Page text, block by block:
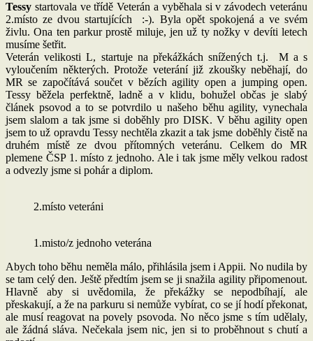
Tessy startovala ve třídě Veterán a vyběhala si v závodech veteránu
2.místo ze dvou startujících :-). Byla opět spokojená a ve svém
živlu. Ona ten parkur prostě miluje, jen už ty nožky v devíti letech
musíme šetřit.
Veterán velikosti L, startuje na překážkách snížených t.j. M a s
vyloučením některých. Protože veterání již zkoušky neběhají, do
MR se započítává součet v bězích agility open a jumping open.
Tessy běžela perfektně, ladně a v klidu, bohužel občas je slabý
článek psovod a to se potvrdilo u našeho běhu agility, vynechala
jsem slalom a tak jsme si doběhly pro DISK. V běhu agility open
jsem to už opravdu Tessy nechtěla zkazit a tak jsme doběhly čistě na
druhém místě ze dvou přítomných veteránu. Celkem do MR
plemene ČSP 1. místo z jednoho. Ale i tak jsme měly velkou radost
a odvezly jsme si pohár a diplom.
2.místo veteráni
1.misto/z jednoho veterána
Abych toho běhu neměla málo, přihlásila jsem i Appii. No nudila by
se tam celý den. Ještě předtím jsem se ji snažila agility připomenout.
Hlavně aby si uvědomila, že překážky se nepodbíhají, ale
přeskakují, a že na parkuru si nemůže vybírat, co se jí hodí překonat,
ale musí reagovat na povely psovoda. No něco jsme s tím udělaly,
ale žádná sláva. Nečekala jsem nic, jen si to proběhnout s chutí a